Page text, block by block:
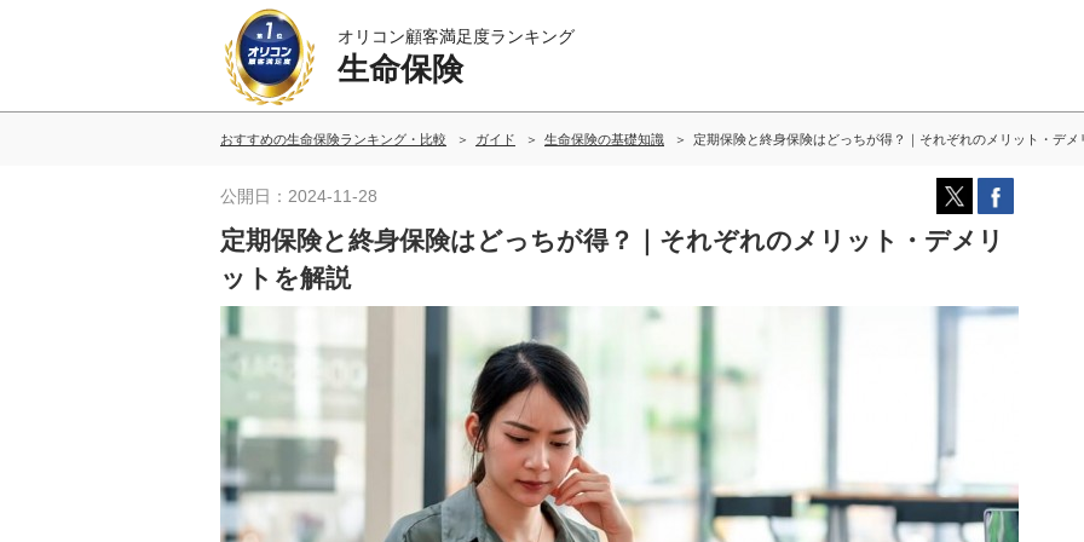
オリコン顧客満足度ランキング
生命保険
おすすめの生命保険ランキング・比較 ガイド 生命保険の基礎知識 定期保険と終身保険はどっちが得？｜それぞれのメリット・デメ
公開日：2024-11-28
定期保険と終身保険はどっちが得？｜それぞれのメリット・デメリ
ットを解説